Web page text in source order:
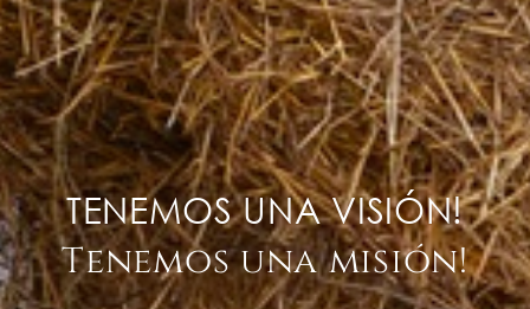
TENEMOS UNA VISIÓN!
Tenemos una misión!